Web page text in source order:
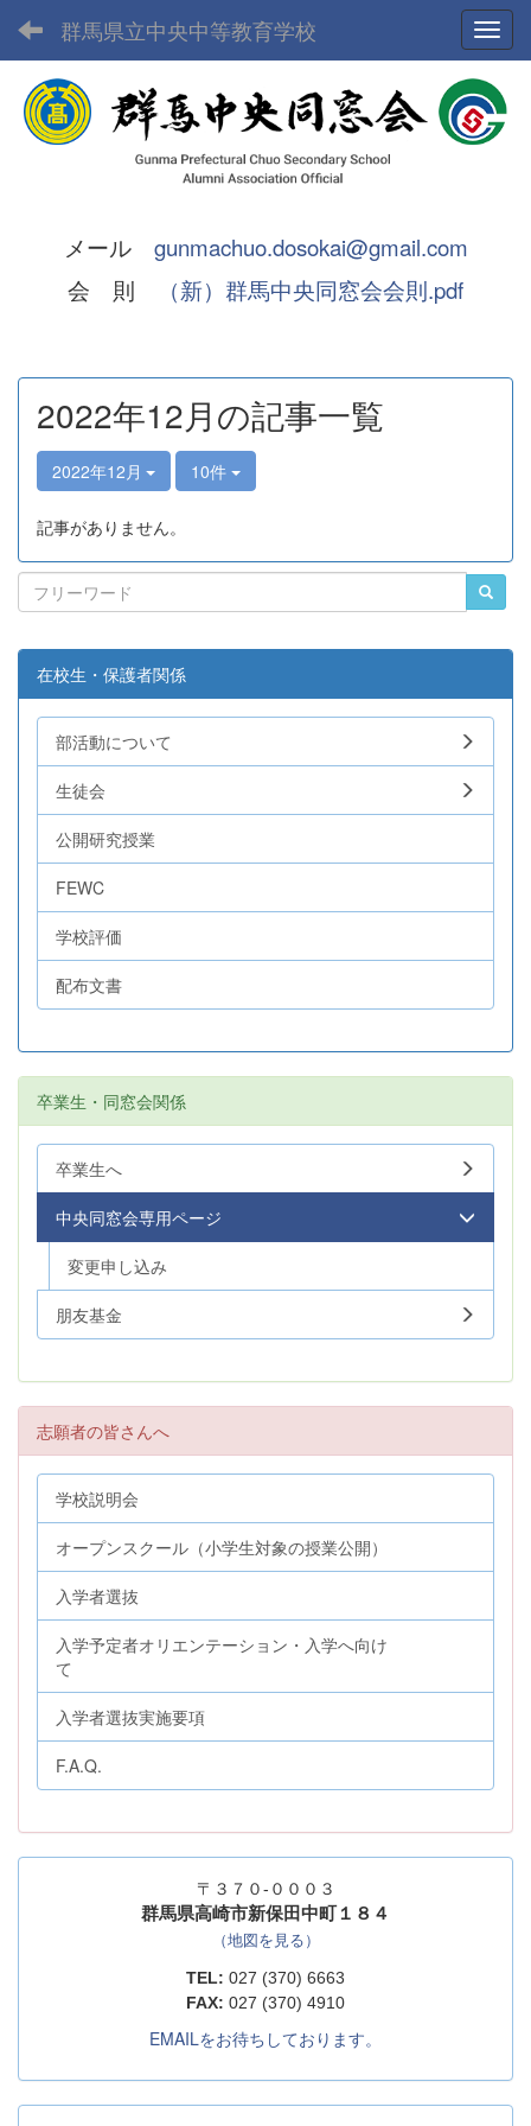
群馬県立中央中等教育学校
メール gunmachuo.dosokai@gmail.com
会 則
（新）群馬中央同窓会会則.pdf
2022年12月の記事一覧
2022年12月 10件
記事がありません。
在校生・保護者関係
部活動について
生徒会
公開研究授業
FEWC
学校評価
配布文書
卒業生・同窓会関係
卒業生へ
中央同窓会専用ページ
変更申し込み
朋友基金
志願者の皆さんへ
学校説明会
オープンスクール（小学生対象の授業公開）
入学者選抜
入学予定者オリエンテーション・入学へ向け
て
入学者選抜実施要項
F.A.Q.
〒３７０-０００３
群馬県高崎市新保田中町１８４
（地図を見る）
TEL: 027 (370) 6663
FAX: 027 (370) 4910
EMAILをお待ちしております。